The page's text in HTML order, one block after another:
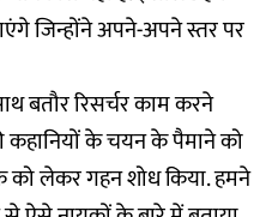
जिन्होंने अपने-अपने स्तर पर
बतौर रिसर्चर काम करने
कहानियों के चयन के पैमाने को
को लेकर गहन शोध किया. हमने